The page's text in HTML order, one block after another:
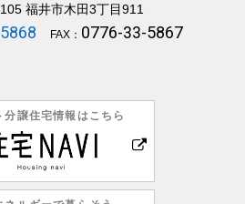
福井市木田3丁目911
FAX： 0776-33-5867
分譲住宅情報はこちら